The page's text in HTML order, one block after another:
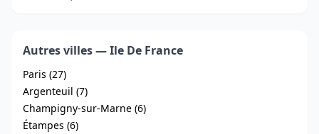
Autres villes — Ile De France
Paris (27)
Argenteuil (7)
Champigny-sur-Marne (6)
Étampes (6)